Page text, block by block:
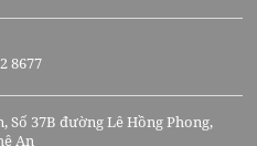
8677
Số 37B đường Lê Hồng Phong,
An